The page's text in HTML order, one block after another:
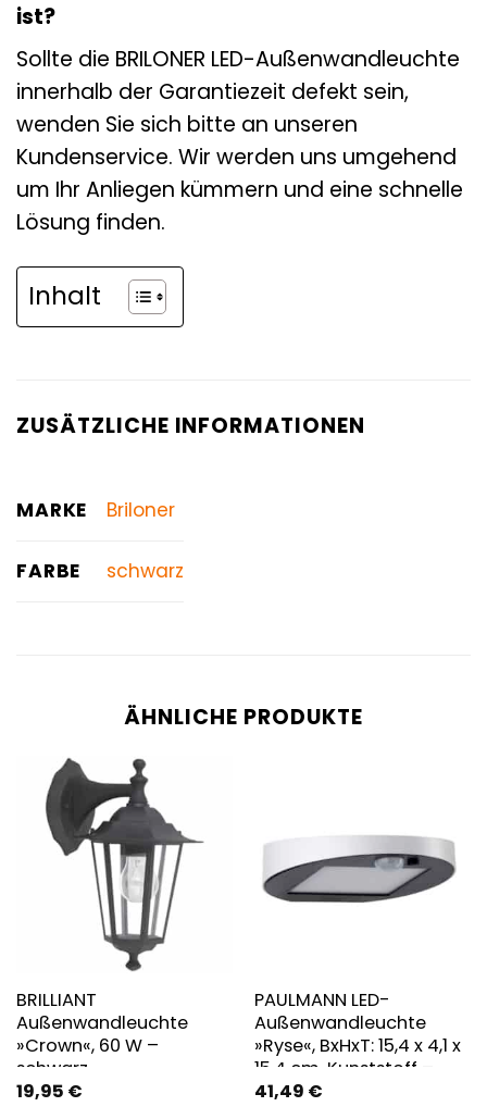
ist?
Sollte die BRILONER LED-Außenwandleuchte
innerhalb der Garantiezeit defekt sein,
wenden Sie sich bitte an unseren
Kundenservice. Wir werden uns umgehend
um Ihr Anliegen kümmern und eine schnelle
Lösung finden.
Inhalt
ZUSÄTZLICHE INFORMATIONEN
MARKE Briloner
FARBE schwarz
ÄHNLICHE PRODUKTE
BRILLIANT
Außenwandleuchte
»Crown«, 60 W –
schwarz
19,95 €
PAULMANN LED-
Außenwandleuchte
»Ryse«, BxHxT: 15,4 x 4,1 x
15,4 cm, Kunststoff –
weiss
41,49 €